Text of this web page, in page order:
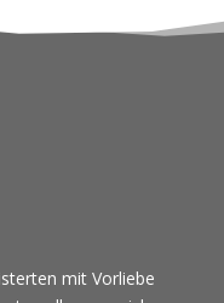
mit Vorliebe